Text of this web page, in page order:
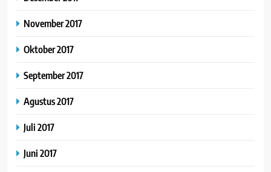
November 2017
Oktober 2017
September 2017
Agustus 2017
Juli 2017
Juni 2017